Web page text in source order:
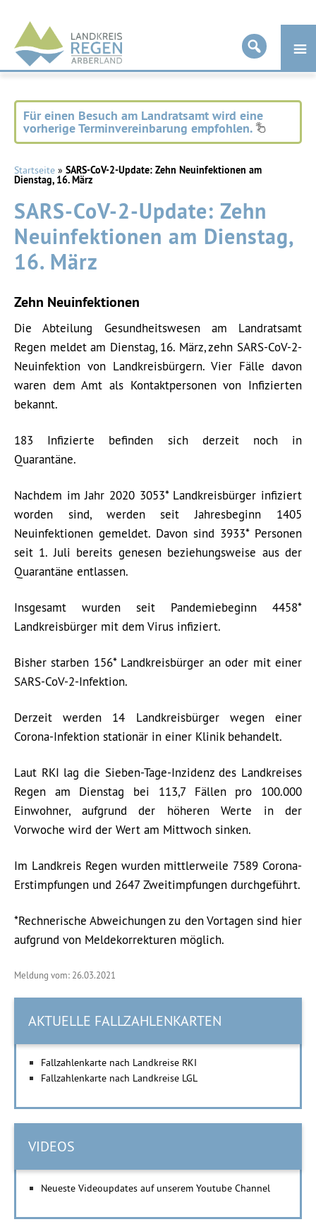
Landkreis
Regen
Für einen Besuch am Landratsamt wird eine
vorherige Terminvereinbarung empfohlen.
Startseite » SARS-CoV-2-Update: Zehn Neuinfektionen am
Dienstag, 16. März
SARS-CoV-2-Update: Zehn
Neuinfektionen am Dienstag,
16. März
Zehn Neuinfektionen
Die Abteilung Gesundheitswesen am Landratsamt
Regen meldet am Dienstag, 16. März, zehn SARS-CoV-2-
Neuinfektion von Landkreisbürgern. Vier Fälle davon
waren dem Amt als Kontaktpersonen von Infizierten
bekannt.
183 Infizierte befinden sich derzeit noch in
Quarantäne.
Nachdem im Jahr 2020 3053* Landkreisbürger infiziert
worden sind, werden seit Jahresbeginn 1405
Neuinfektionen gemeldet. Davon sind 3933* Personen
seit 1. Juli bereits genesen beziehungsweise aus der
Quarantäne entlassen.
Insgesamt wurden seit Pandemiebeginn 4458*
Landkreisbürger mit dem Virus infiziert.
Bisher starben 156* Landkreisbürger an oder mit einer
SARS-CoV-2-Infektion.
Derzeit werden 14 Landkreisbürger wegen einer
Corona-Infektion stationär in einer Klinik behandelt.
Laut RKI lag die Sieben-Tage-Inzidenz des Landkreises
Regen am Dienstag bei 113,7 Fällen pro 100.000
Einwohner, aufgrund der höheren Werte in der
Vorwoche wird der Wert am Mittwoch sinken.
Im Landkreis Regen wurden mittlerweile 7589 Corona-
Erstimpfungen und 2647 Zweitimpfungen durchgeführt.
*Rechnerische Abweichungen zu den Vortagen sind hier
aufgrund von Meldekorrekturen möglich.
Meldung vom: 26.03.2021
AKTUELLE FALLZAHLENKARTEN
Fallzahlenkarte nach Landkreise RKI
Fallzahlenkarte nach Landkreise LGL
VIDEOS
Neueste Videoupdates auf unserem Youtube Channel